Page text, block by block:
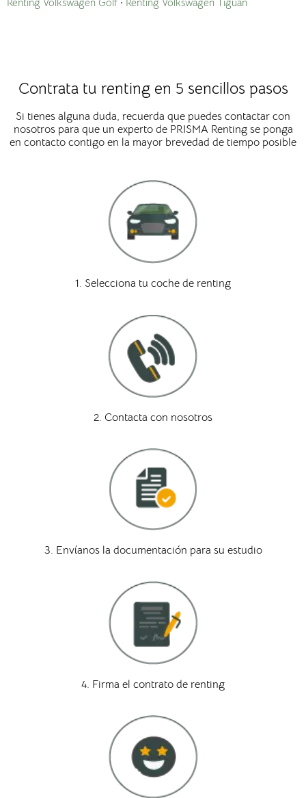
Contrata tu renting en 5 sencillos pasos
Si tienes alguna duda, recuerda que puedes contactar con
nosotros para que un experto de PRISMA Renting se ponga
en contacto contigo en la mayor brevedad de tiempo posible
1. Selecciona tu coche de renting
2. Contacta con nosotros
3. Envíanos la documentación para su estudio
4. Firma el contrato de renting